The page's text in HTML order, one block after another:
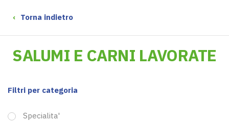
‹ Torna indietro
SALUMI E CARNI LAVORATE
Filtri per categoria
Specialita'